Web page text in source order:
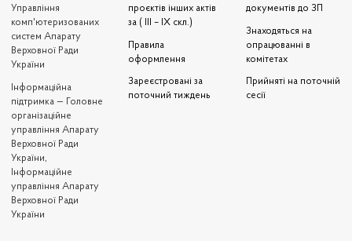
Управління
комп'ютеризованих
систем Апарату
Верховної Ради
України
Iнформаційна
підтримка — Головне
організаційне
управління Апарату
Верховної Ради
України,
Інформаційне
управління Апарату
Верховної Ради
України
проєктів інших актів
за ( III – IX скл.)
Правила
оформлення
Зареєстровані за
поточний тиждень
документів до ЗП
Знаходяться на
опрацюванні в
комітетах
Прийняті на поточній
сесії